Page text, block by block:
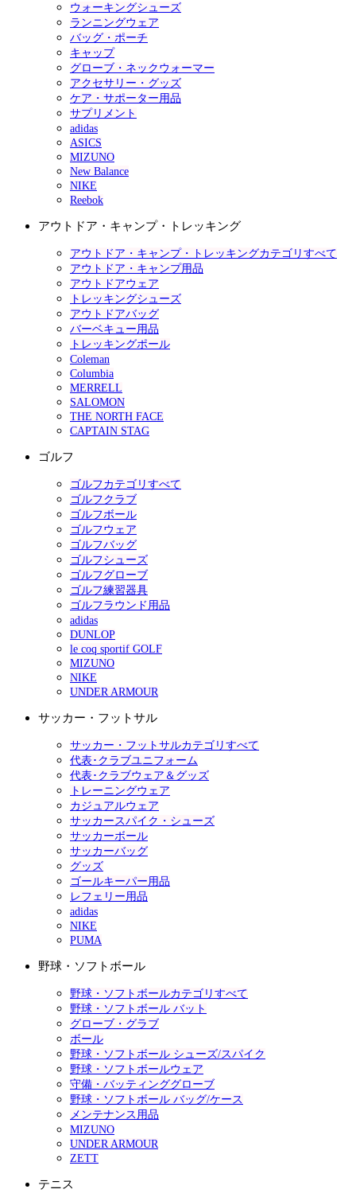
ウォーキングシューズ
ランニングウェア
バッグ・ポーチ
キャップ
グローブ・ネックウォーマー
アクセサリー・グッズ
ケア・サポーター用品
サプリメント
adidas
ASICS
MIZUNO
New Balance
NIKE
Reebok
アウトドア・キャンプ・トレッキング
アウトドア・キャンプ・トレッキングカテゴリすべて
アウトドア・キャンプ用品
アウトドアウェア
トレッキングシューズ
アウトドアバッグ
バーベキュー用品
トレッキングポール
Coleman
Columbia
MERRELL
SALOMON
THE NORTH FACE
CAPTAIN STAG
ゴルフ
ゴルフカテゴリすべて
ゴルフクラブ
ゴルフボール
ゴルフウェア
ゴルフバッグ
ゴルフシューズ
ゴルフグローブ
ゴルフ練習器具
ゴルフラウンド用品
adidas
DUNLOP
le coq sportif GOLF
MIZUNO
NIKE
UNDER ARMOUR
サッカー・フットサル
サッカー・フットサルカテゴリすべて
代表･クラブユニフォーム
代表･クラブウェア＆グッズ
トレーニングウェア
カジュアルウェア
サッカースパイク・シューズ
サッカーボール
サッカーバッグ
グッズ
ゴールキーパー用品
レフェリー用品
adidas
NIKE
PUMA
野球・ソフトボール
野球・ソフトボールカテゴリすべて
野球・ソフトボール バット
グローブ・グラブ
ボール
野球・ソフトボール シューズ/スパイク
野球・ソフトボールウェア
守備・バッティンググローブ
野球・ソフトボール バッグ/ケース
メンテナンス用品
MIZUNO
UNDER ARMOUR
ZETT
テニス